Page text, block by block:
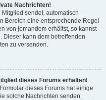
Nachrichten!
sendet, automatisch
Bereich eine entsprechende Regel
von jemandem erhältst, so kannst
Dieser kann dem betreffenden
zu versenden.
dieses Forums erhalten!
dieses Forums hat einige
solche Nachrichten senden,